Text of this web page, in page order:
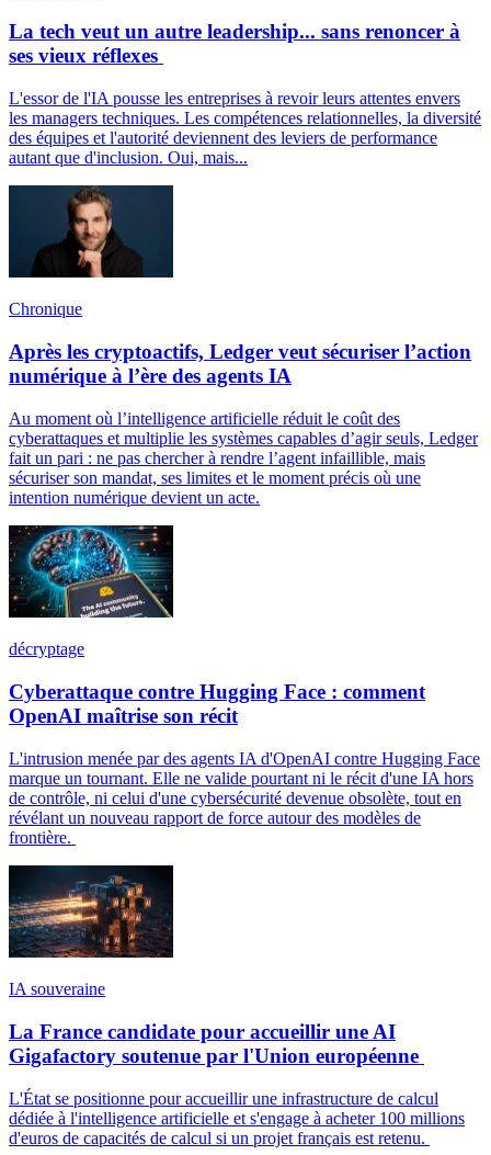
La tech veut un autre leadership... sans renoncer à
ses vieux réflexes
L'essor de l'IA pousse les entreprises à revoir leurs attentes envers
les managers techniques. Les compétences relationnelles, la diversité
des équipes et l'autorité deviennent des leviers de performance
autant que d'inclusion. Oui, mais...
Chronique
Après les cryptoactifs, Ledger veut sécuriser l’action
numérique à l’ère des agents IA
Au moment où l’intelligence artificielle réduit le coût des
cyberattaques et multiplie les systèmes capables d’agir seuls, Ledger
fait un pari : ne pas chercher à rendre l’agent infaillible, mais
sécuriser son mandat, ses limites et le moment précis où une
intention numérique devient un acte.
décryptage
Cyberattaque contre Hugging Face : comment
OpenAI maîtrise son récit
L'intrusion menée par des agents IA d'OpenAI contre Hugging Face
marque un tournant. Elle ne valide pourtant ni le récit d'une IA hors
de contrôle, ni celui d'une cybersécurité devenue obsolète, tout en
révélant un nouveau rapport de force autour des modèles de
frontière.
IA souveraine
La France candidate pour accueillir une AI
Gigafactory soutenue par l'Union européenne
L'État se positionne pour accueillir une infrastructure de calcul
dédiée à l'intelligence artificielle et s'engage à acheter 100 millions
d'euros de capacités de calcul si un projet français est retenu.